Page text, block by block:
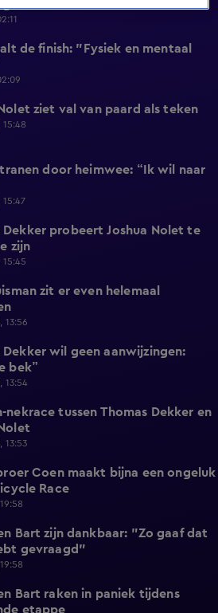
de finish: "Fysiek en mentaal
ziet val van paard als teken
15:48
door heimwee: “Ik wil naar
15:47
Dekker probeert Joshua Nolet te
zijn
15:45
zit er even helemaal
13:56
Dekker wil geen aanwijzingen:
bek”
13:54
nekrace tussen Thomas Dekker en
13:53
Coen maakt bijna een ongeluk
Race
Bart zijn dankbaar: "Zo gaaf dat
gevraagd"
Bart raken in paniek tijdens
etappe